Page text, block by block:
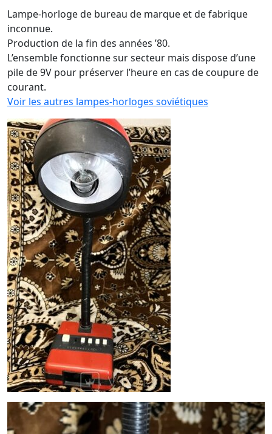
Lampe-horloge de bureau de marque et de fabrique
inconnue.
Production de la fin des années ’80.
L’ensemble fonctionne sur secteur mais dispose d’une
pile de 9V pour préserver l’heure en cas de coupure de
courant.
Voir les autres lampes-horloges soviétiques